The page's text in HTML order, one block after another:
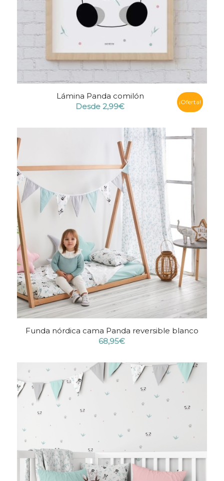
Lámina Panda comilón
Desde 2,99€ ¡Oferta!
Funda nórdica cama Panda reversible blanco
68,95€